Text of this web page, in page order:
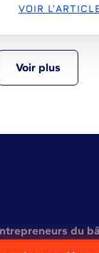
VOIR
Voir plus
du